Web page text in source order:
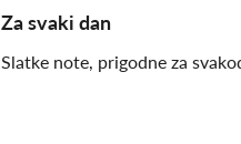
Za svaki dan
Slatke note, prigodne za